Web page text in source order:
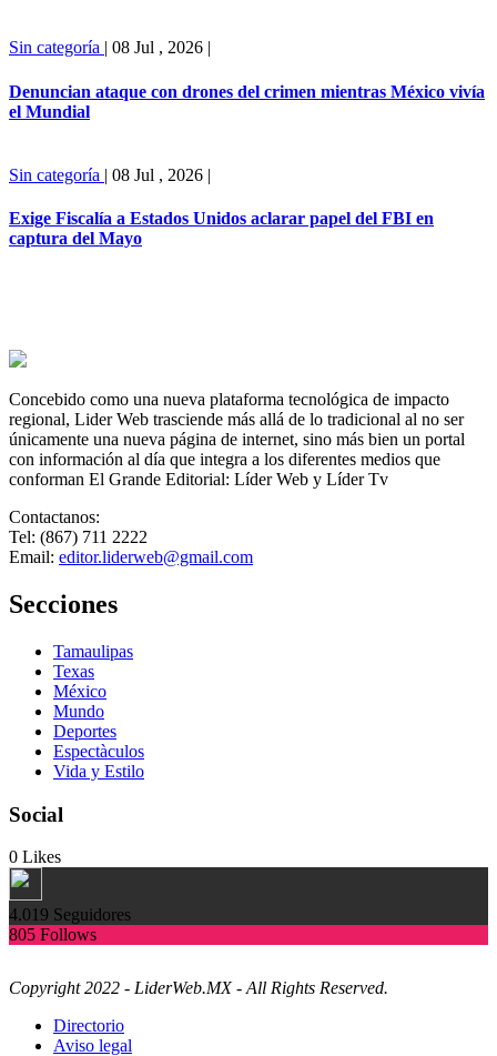
Sin categoría | 08 Jul , 2026 |
Denuncian ataque con drones del crimen mientras México vivía
el Mundial
Sin categoría | 08 Jul , 2026 |
Exige Fiscalía a Estados Unidos aclarar papel del FBI en
captura del Mayo
Concebido como una nueva plataforma tecnológica de impacto
regional, Lider Web trasciende más allá de lo tradicional al no ser
únicamente una nueva página de internet, sino más bien un portal
con información al día que integra a los diferentes medios que
conforman El Grande Editorial: Líder Web y Líder Tv
Contactanos:
Tel: (867) 711 2222
Email: editor.liderweb@gmail.com
Secciones
Tamaulipas
Texas
México
Mundo
Deportes
Espectàculos
Vida y Estilo
Social
0 Likes
4.019 Seguidores
805 Follows
Copyright 2022 - LiderWeb.MX - All Rights Reserved.
Directorio
Aviso legal